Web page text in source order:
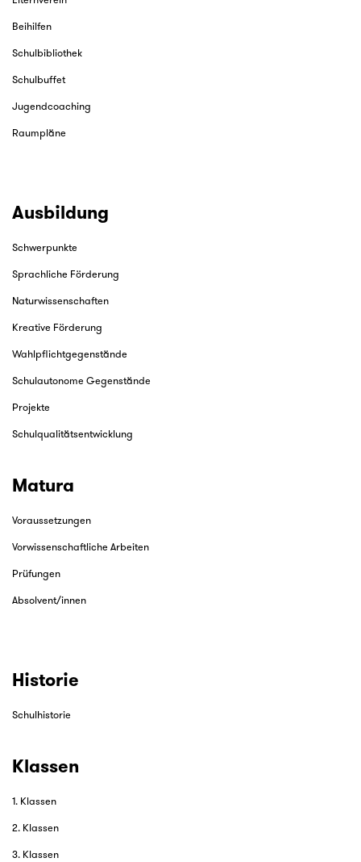
Beihilfen
Schulbibliothek
Schulbuffet
Jugendcoaching
Raumpläne
Ausbildung
Schwerpunkte
Sprachliche Förderung
Naturwissenschaften
Kreative Förderung
Wahlpflichtgegenstände
Schulautonome Gegenstände
Projekte
Schulqualitätsentwicklung
Matura
Voraussetzungen
Vorwissenschaftliche Arbeiten
Prüfungen
Absolvent/innen
Historie
Schulhistorie
Klassen
1. Klassen
2. Klassen
3. Klassen